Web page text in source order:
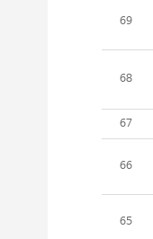
69
68
67
66
65